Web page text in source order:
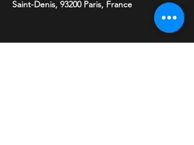
Saint-Denis, 93200 Paris, France